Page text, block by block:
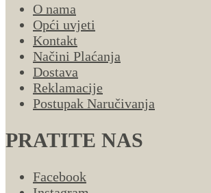
O nama
Opći uvjeti
Kontakt
Načini Plaćanja
Dostava
Reklamacije
Postupak Naručivanja
PRATITE NAS
Facebook